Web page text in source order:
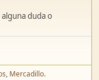
duda o
Mercadillo.